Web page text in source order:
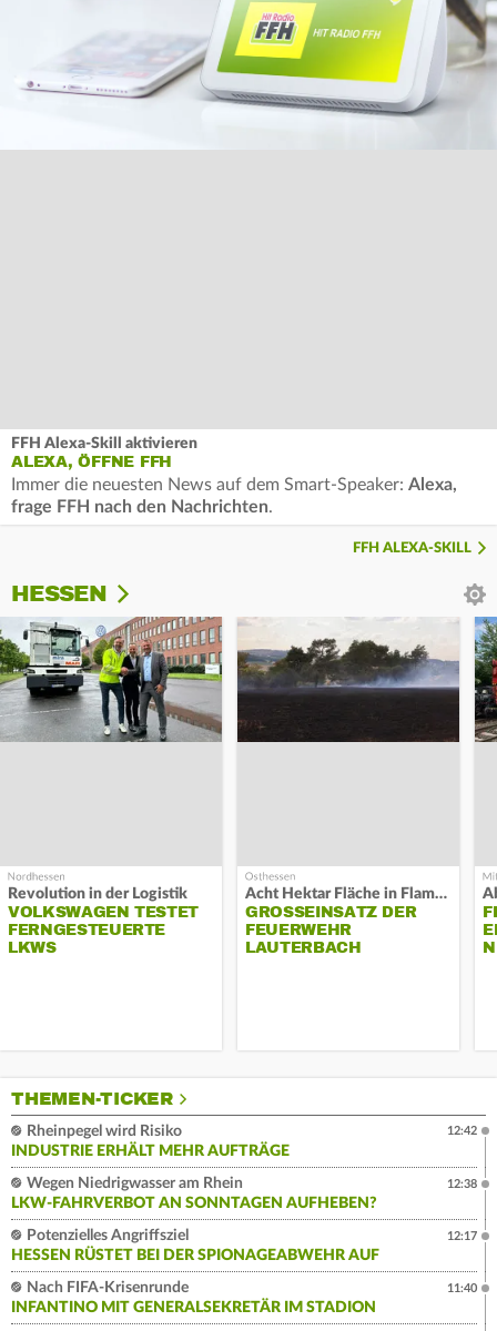
FFH Alexa-Skill aktivieren
ALEXA, ÖFFNE FFH
Immer die neuesten News auf dem Smart-Speaker: Alexa,
frage FFH nach den Nachrichten.
FFH ALEXA-SKILL
HESSEN
Revolution in der Logistik
VOLKSWAGEN TESTET
FERNGESTEUERTE
LKWS
Acht Hektar Fläche in Flammen
GROSSEINSATZ DER F
EUERWEHR L
AUTERBACH
THEMEN-TICKER
Rheinpegel wird Risiko
INDUSTRIE ERHÄLT MEHR AUFTRÄGE
12:42
Wegen Niedrigwasser am Rhein
LKW-FAHRVERBOT AN SONNTAGEN AUFHEBEN?
12:38
Potenzielles Angriffsziel
HESSEN RÜSTET BEI DER SPIONAGEABWEHR AUF
12:17
Nach FIFA-Krisenrunde
INFANTINO MIT GENERALSEKRETÄR IM STADION
11:40